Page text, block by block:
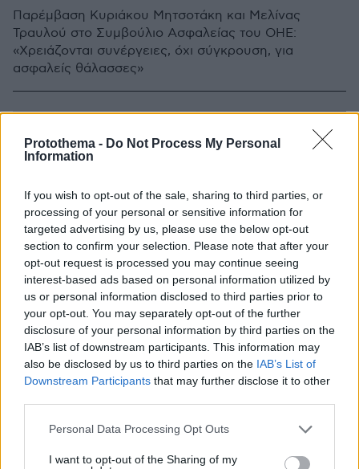
Protothema - Do Not Process My Personal
Information
If you wish to opt-out of the sale, sharing to third parties, or
processing of your personal or sensitive information for
targeted advertising by us, please use the below opt-out
section to confirm your selection. Please note that after your
opt-out request is processed you may continue seeing
interest-based ads based on personal information utilized by
us or personal information disclosed to third parties prior to
your opt-out. You may separately opt-out of the further
disclosure of your personal information by third parties on the
IAB’s list of downstream participants. This information may
also be disclosed by us to third parties on the IAB’s List of
Downstream Participants that may further disclose it to other
Please note that this website/app uses one or more Google
not limited to your visit or usage behaviour. You may click to
Personal Data Processing Opt Outs
I want to opt-out of the Sharing of my
Παρέμβαση Κυριάκου Μητσοτάκη και Μελίνας
Τραυλού στο Συμβούλιο Ασφαλείας του ΟΗΕ:
«Χρειάζονται συνέργειες, όχι σύγκρουση, για
ασφαλείς θάλασσες»
18.05.2025, 15:29 7